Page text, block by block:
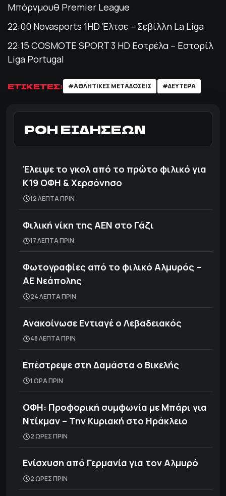
Μπόρνμουθ Premier League
22:00 Novasports 1HD Έλτσε – Σεβίλλη La Liga
22:15 COSMOTE SPORT 3 HD Εστρέλα – Εστορίλ
Liga Portugal
ΕΤΙΚΕΤΕΣ: #AΘΛΗΤΙΚΕΣ ΜΕΤΑΔΟΣΕΙΣ #ΔΕΥΤΕΡΑ
ΡΟΗ ΕΙΔΗΣΕΩΝ
Έλειψε το γκολ από το πρώτο φιλικό για
Κ19 ΟΦΗ & Χερσόνησο
12 ΛΕΠΤΑ ΠΡΙΝ
Φιλική νίκη της ΑΕΝ στο Γάζι
17 ΛΕΠΤΑ ΠΡΙΝ
Φωτογραφίες από το φιλικό Αλμυρός –
ΑΕ Νεάπολης
24 ΛΕΠΤΑ ΠΡΙΝ
Ανακοίνωσε Εντιαγέ ο Λεβαδειακός
48 ΛΕΠΤΑ ΠΡΙΝ
Επέστρεψε στη Δαμάστα ο Βικελής
1 ΩΡΑ ΠΡΙΝ
ΟΦΗ: Προφορική συμφωνία με Μπάρι για
Ντίκμαν – Την Κυριακή στο Ηράκλειο
2 ΩΡΕΣ ΠΡΙΝ
Ενίσχυση από Γερμανία για τον Αλμυρό
2 ΩΡΕΣ ΠΡΙΝ